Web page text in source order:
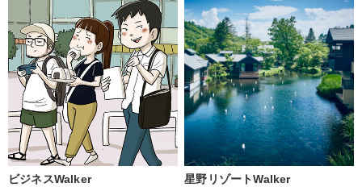
ビジネスWalker 星野リゾートWalker